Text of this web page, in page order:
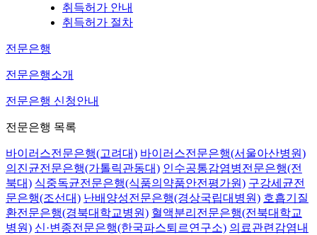
취득허가 안내
취득허가 절차
전문은행
전문은행소개
전문은행 신청안내
전문은행 목록
바이러스전문은행(고려대) 바이러스전문은행(서울아산병원)
의진균전문은행(가톨릭관동대) 인수공통감염병전문은행(전
북대) 식중독균전문은행(식품의약품안전평가원) 구강세균전
문은행(조선대) 난배양성전문은행(경상국립대병원) 호흡기질
환전문은행(경북대학교병원) 혈액분리전문은행(전북대학교
병원) 신·변종전문은행(한국파스퇴르연구소) 의료관련감염내